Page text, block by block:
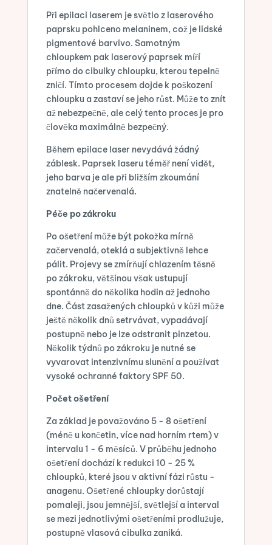
Při epilaci laserem je světlo z laserového
paprsku pohlceno melaninem, což je lidské
pigmentové barvivo. Samotným
chloupkem pak laserový paprsek míří
přímo do cibulky chloupku, kterou tepelně
zničí. Tímto procesem dojde k poškození
chloupku a zastaví se jeho růst. Může to znít
až nebezpečně, ale celý tento proces je pro
člověka maximálně bezpečný.
Během epilace laser nevydává žádný
záblesk. Paprsek laseru téměř není vidět,
jeho barva je ale při bližším zkoumání
znatelně načervenalá.
Péče po zákroku
Po ošetření může být pokožka mírně
začervenalá, oteklá a subjektivně lehce
pálit. Projevy se zmírňují chlazením těsně
po zákroku, většinou však ustupují
spontánně do několika hodin až jednoho
dne. Část zasažených chloupků v kůži může
ještě několik dnů setrvávat, vypadávají
postupně nebo je lze odstranit pinzetou.
Několik týdnů po zákroku je nutné se
vyvarovat intenzivnímu slunění a používat
vysoké ochranné faktory SPF 50.
Počet ošetření
Za základ je považováno 5 - 8 ošetření
(méně u končetin, více nad horním rtem) v
intervalu 1 - 6 měsíců. V průběhu jednoho
ošetření dochází k redukci 10 - 25 %
chloupků, které jsou v aktivní fázi růstu -
anagenu. Ošetřené chloupky dorůstají
pomaleji, jsou jemnější, světlejší a interval
se mezi jednotlivými ošetřeními prodlužuje,
postupně vlasová cibulka zaniká.